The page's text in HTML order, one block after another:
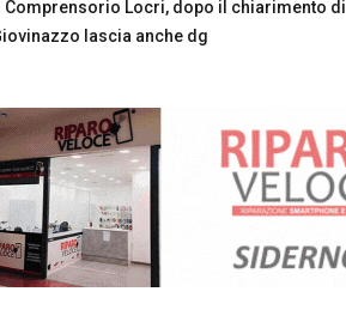
Comprensorio Locri, dopo il chiarimento di
lascia anche dg